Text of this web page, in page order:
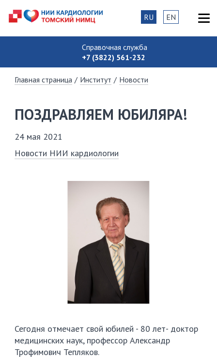
Справочная служба
+7 (3822) 561-232
RU EN
Главная страница / Институт / Новости
ПОЗДРАВЛЯЕМ ЮБИЛЯРА!
24 мая 2021
Новости НИИ кардиологии
Сегодня отмечает свой юбилей - 80 лет- доктор
медицинских наук, профессор Александр
Трофимович Тепляков.